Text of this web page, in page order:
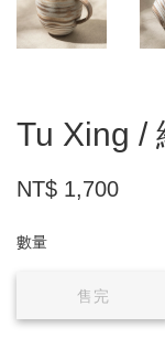
Tu Xing /
NT$ 1,700
數量
售完